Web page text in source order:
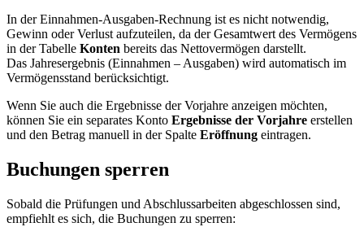
In der Einnahmen-Ausgaben-Rechnung ist es nicht notwendig,
Gewinn oder Verlust aufzuteilen, da der Gesamtwert des Vermögens
in der Tabelle Konten bereits das Nettovermögen darstellt.
Das Jahresergebnis (Einnahmen – Ausgaben) wird automatisch im
Vermögensstand berücksichtigt.
Wenn Sie auch die Ergebnisse der Vorjahre anzeigen möchten,
können Sie ein separates Konto Ergebnisse der Vorjahre erstellen
und den Betrag manuell in der Spalte Eröffnung eintragen.
Buchungen sperren
Sobald die Prüfungen und Abschlussarbeiten abgeschlossen sind,
empfiehlt es sich, die Buchungen zu sperren: